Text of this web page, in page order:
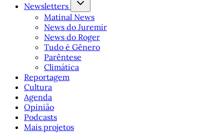
Newsletters
Matinal News
News do Juremir
News do Roger
Tudo é Gênero
Parêntese
Climática
Reportagem
Cultura
Agenda
Opinião
Podcasts
Mais projetos